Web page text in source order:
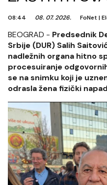
08:44 08. 07. 2026. FoNet |
BEOGRAD - Predsednik
Srbije (DUR) Salih
nadležnih organa hitno
procesuiranje
se na snimku koji je
odrasla žena fizički